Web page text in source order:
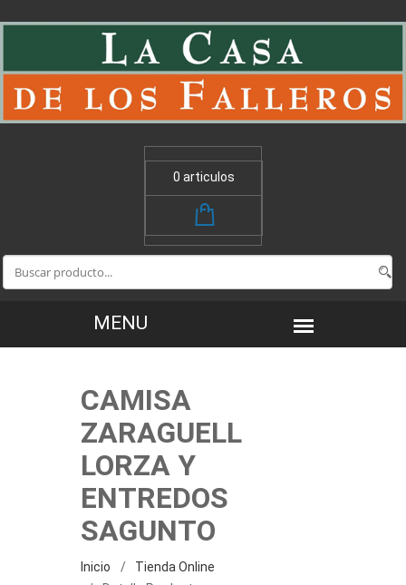
0 articulos
CAMISA
ZARAGUELL
LORZA Y
ENTREDOS
SAGUNTO
Inicio
Tienda Online